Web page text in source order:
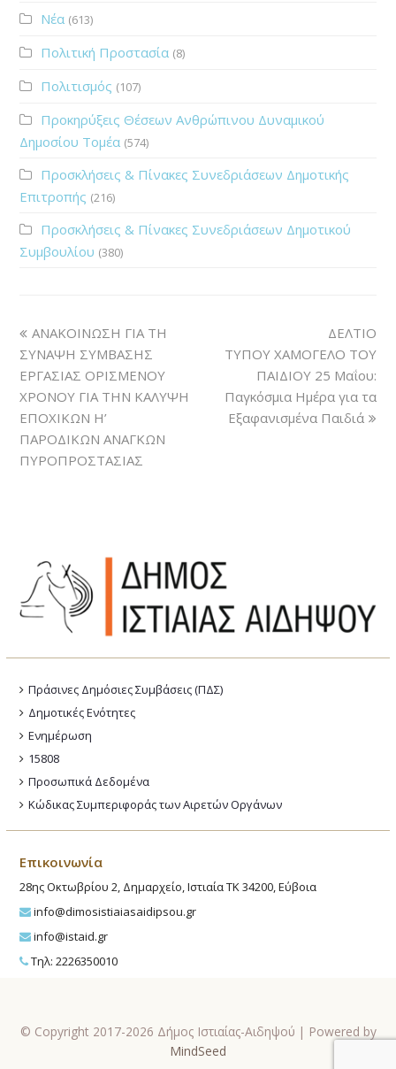
Νέα (613)
Πολιτική Προστασία (8)
Πολιτισμός (107)
Προκηρύξεις Θέσεων Ανθρώπινου Δυναμικού
Δημοσίου Τομέα (574)
Προσκλήσεις & Πίνακες Συνεδριάσεων Δημοτικής
Επιτροπής (216)
Προσκλήσεις & Πίνακες Συνεδριάσεων Δημοτικού
Συμβουλίου (380)
ΑΝΑΚΟΙΝΩΣΗ ΓΙΑ ΤΗ
ΣΥΝΑΨΗ ΣΥΜΒΑΣΗΣ
ΕΡΓΑΣΙΑΣ ΟΡΙΣΜΕΝΟΥ
ΧΡΟΝΟΥ ΓΙΑ ΤΗΝ ΚΑΛΥΨΗ
ΕΠΟΧΙΚΩΝ Η’
ΠΑΡΟΔΙΚΩΝ ΑΝΑΓΚΩΝ
ΠΥΡΟΠΡΟΣΤΑΣΙΑΣ
ΔΕΛΤΙΟ
ΤΥΠΟΥ ΧΑΜΟΓΕΛΟ ΤΟΥ
ΠΑΙΔΙΟΥ 25 Μαΐου:
Παγκόσμια Ημέρα για τα
Εξαφανισμένα Παιδιά
Πράσινες Δημόσιες Συμβάσεις (ΠΔΣ)
Δημοτικές Ενότητες
Ενημέρωση
15808
Προσωπικά Δεδομένα
Κώδικας Συμπεριφοράς των Αιρετών Οργάνων
Επικοινωνία
28ης Οκτωβρίου 2, Δημαρχείο, Ιστιαία ΤΚ 34200, Εύβοια
info@dimosistiaiasaidipsou.gr
info@istaid.gr
Τηλ: 2226350010
© Copyright 2017-2026 Δήμος Ιστιαίας-Αιδηψού | Powered by
MindSeed